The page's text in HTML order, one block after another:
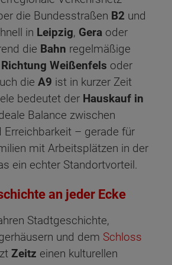
die Bundesstraßen B2 und
in Leipzig, Gera oder
die Bahn regelmäßige
Richtung Weißenfels oder
die A9 ist in kurzer Zeit
bedeutet der Hauskauf in
Balance zwischen
Erreichbarkeit – gerade für
mit Arbeitsplätzen in der
ein echter Standortvorteil.
an jeder Ecke
Stadtgeschichte,
und dem Schloss
Zeitz einen kulturellen